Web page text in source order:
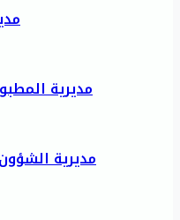
مديرية
مديرية